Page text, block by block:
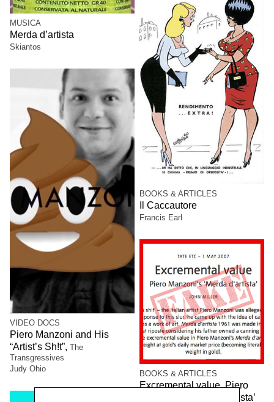
MUSICA
Merda d’artista
Skiantos
BOOKS & ARTICLES
Il Caccautore
Francis Earl
VIDEO DOCS
Piero Manzoni and His
“Artist’s Sh!t”, The
Transgressives
Judy Ohio
BOOKS & ARTICLES
Excremental value. Piero
Manzoni’s ‘Merda d’artista’